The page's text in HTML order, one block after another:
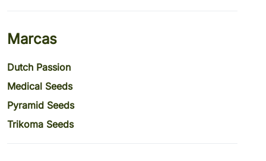
Marcas
Dutch Passion
Medical Seeds
Pyramid Seeds
Trikoma Seeds